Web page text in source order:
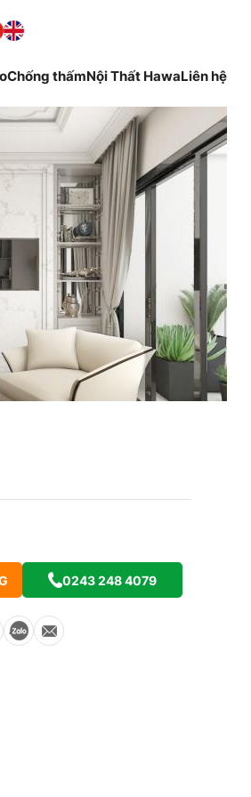
Chống thấmNội Thất HawaLiên hệ
0243 248 4079